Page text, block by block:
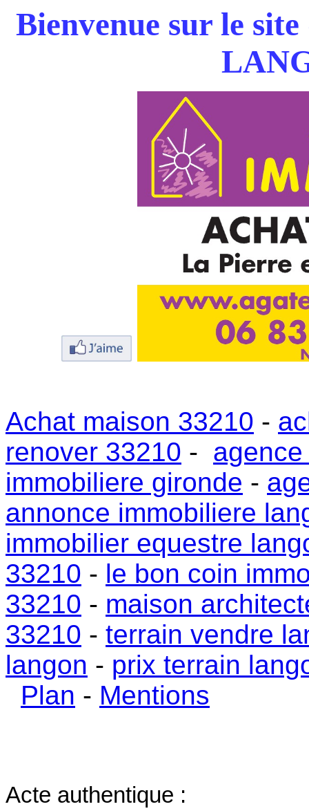
Bienvenue sur le
Achat maison 33210 -
renover 33210 -
immobiliere gironde -
annonce immobiliere
immobilier equestre
33210 - le bon coin
33210 - maison
33210 - terrain vendre
langon - prix terrain
Plan - Mentions
Acte authentique :